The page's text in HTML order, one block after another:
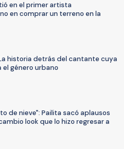
en el primer artista
en comprar un terreno en la
historia detrás del cantante cuya
género urbano
de nieve": Pailita sacó aplausos
look que lo hizo regresar a